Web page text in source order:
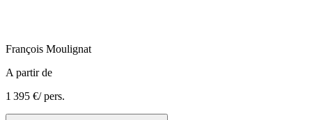
François Moulignat
A partir de
1 395 €/ pers.